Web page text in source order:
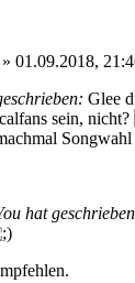
» 01.09.2018,
Glee
sein, nicht?
Songwahl
hat